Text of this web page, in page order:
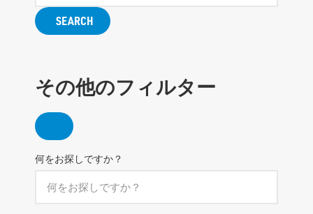
SEARCH
その他のフィルター
何をお探しですか？